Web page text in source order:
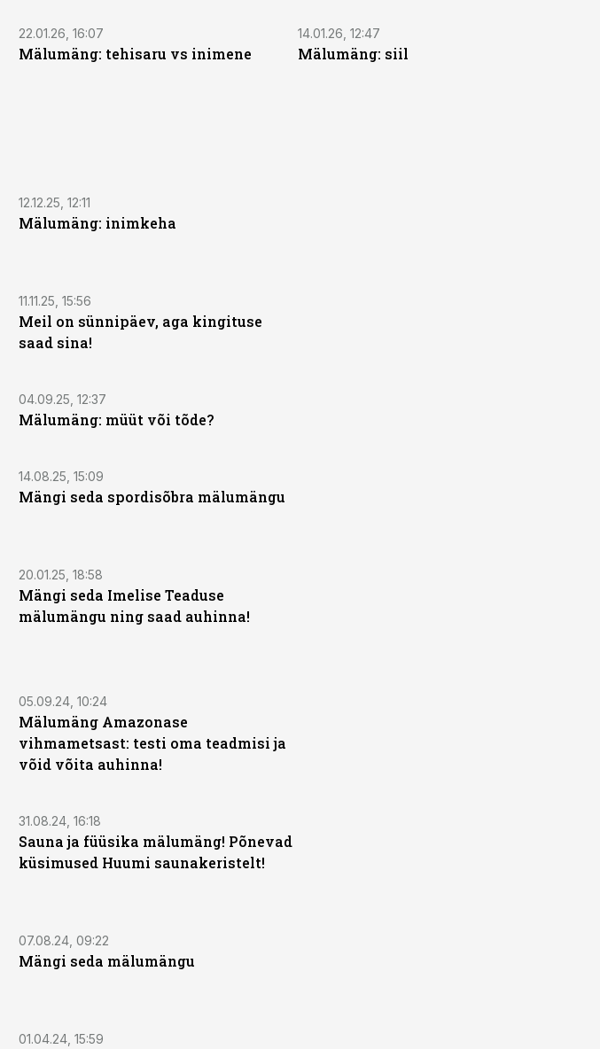
22.01.26, 16:07
Mälumäng: tehisaru vs inimene
14.01.26, 12:47
Mälumäng: siil
12.12.25, 12:11
Mälumäng: inimkeha
11.11.25, 15:56
Meil on sünnipäev, aga kingituse
saad sina!
04.09.25, 12:37
Mälumäng: müüt või tõde?
14.08.25, 15:09
Mängi seda spordisõbra mälumängu
20.01.25, 18:58
Mängi seda Imelise Teaduse
mälumängu ning saad auhinna!
05.09.24, 10:24
Mälumäng Amazonase
vihmametsast: testi oma teadmisi ja
võid võita auhinna!
31.08.24, 16:18
Sauna ja füüsika mälumäng! Põnevad
küsimused Huumi saunakeristelt!
07.08.24, 09:22
Mängi seda mälumängu
01.04.24, 15:59